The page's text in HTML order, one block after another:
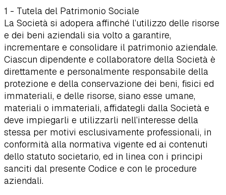
1 - Tutela del Patrimonio Sociale
La Società si adopera affinché l’utilizzo delle risorse
e dei beni aziendali sia volto a garantire,
incrementare e consolidare il patrimonio aziendale.
Ciascun dipendente e collaboratore della Società è
direttamente e personalmente responsabile della
protezione e della conservazione dei beni, fisici ed
immateriali, e delle risorse, siano esse umane,
materiali o immateriali, affidategli dalla Società e
deve impiegarli e utilizzarli nell’interesse della
stessa per motivi esclusivamente professionali, in
conformità alla normativa vigente ed ai contenuti
dello statuto societario, ed in linea con i principi
sanciti dal presente Codice e con le procedure
aziendali.